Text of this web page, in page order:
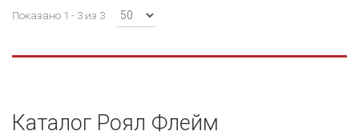
Показано 1 - 3 из 3
Каталог Роял Флейм